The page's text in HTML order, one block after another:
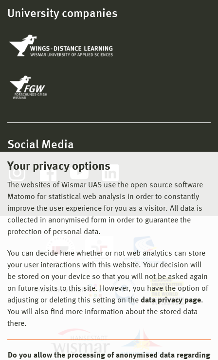
Your privacy options
The websites of Wismar UAS use the open source software
Matomo for statistical web analysis in order to constantly
improve the user experience for you as a visitor. All data is
collected in anonymised form in order to guarantee the
protection of personal data.
You can decide here whether or not web analytics can store
your user interactions with this website. Your decision will
be stored on your device so that you will not be asked again
on future visits to this site. However, you have the option of
adjusting or deleting this setting on the data privacy page.
You will also find more information about the stored data
there.
Do you allow the processing of anonymised data regarding
University companies
Social Media